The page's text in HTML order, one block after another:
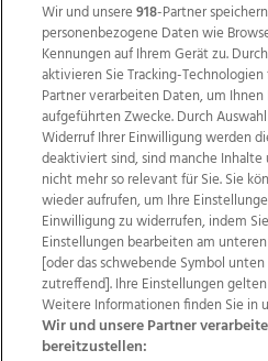
Wir über uns
Datenschutz
Impressum
AGB Website
Ehrenkodex
Wir und unsere918-Partner
personenbezogene Daten wie
Kennungen auf Ihrem Gerät zu.
aktivieren Sie Tracking-
Partner verarbeiten Daten, um
aufgeführten Zwecke. Durch
Widerruf Ihrer Einwilligung werden
deaktiviert sind, sind manche
nicht mehr so relevant für Sie. Sie
wieder aufrufen, um Ihre
Einwilligung zu widerrufen, indem
Einstellungen bearbeiten am
[oder das schwebende Symbol
zutreffend]. Ihre Einstellungen
Weitere Informationen finden Sie in
Wir und unsere Partner
bereitzustellen: